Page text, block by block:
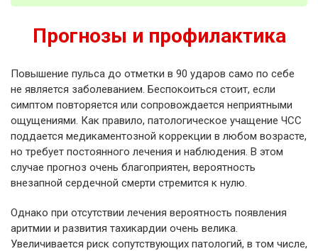
Прогнозы и профилактика
Повышение пульса до отметки в 90 ударов само по себе
не является заболеванием. Беспокоиться стоит, если
симптом повторяется или сопровождается неприятными
ощущениями. Как правило, патологическое учащение ЧСС
поддается медикаментозной коррекции в любом возрасте,
но требует постоянного лечения и наблюдения. В этом
случае прогноз очень благоприятен, вероятность
внезапной сердечной смерти стремится к нулю.
Однако при отсутствии лечения вероятность появления
аритмии и развития тахикардии очень велика.
Увеличивается риск сопутствующих патологий, в том числе,